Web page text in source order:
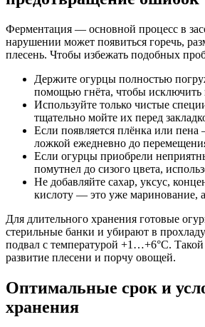
Ферментация — основной процесс в
нарушении может появиться горечь,
плесень. Чтобы избежать подобных
Держите огурцы полностью
помощью гнёта, чтобы исключить
Используйте только чистые
тщательно мойте их перед
Если появляется плёнка или
ложкой ежедневно до
Если огурцы приобрели
помутнел до сизого цвета,
Не добавляйте сахар, уксус,
кислоту — это уже маринование, а
Для длительного хранения готовые
стерильные банки и убирают в
подвал с температурой +1…+6°C.
развитие плесени и порчу овощей.
Оптимальные срок и
хранения